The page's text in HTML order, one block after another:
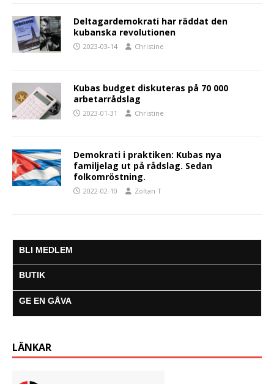
Deltagardemokrati har räddat den
kubanska revolutionen
2023-03-14 Christine
Kubas budget diskuteras på 70 000
arbetarrådslag
2023-01-31 Christine
Demokrati i praktiken: Kubas nya
familjelag ut på rådslag. Sedan
folkomröstning.
2022-02-10 Zoltan T
BLI MEDLEM
BUTIK
GE EN GÅVA
LÄNKAR